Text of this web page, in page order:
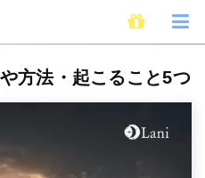
は？やり方や方法・起こること5つ
方法・起こること5つ